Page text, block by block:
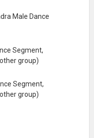
Male Dance
Segment,
group)
Segment,
group)